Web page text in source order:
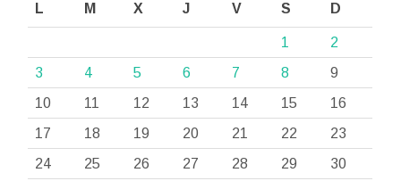
L
M X J V S D
1
2
3
4 5 6 7 8
9
10
11 12 13 14 15
16
17
18 19 20 21 22
23
24
25 26 27 28 29
30